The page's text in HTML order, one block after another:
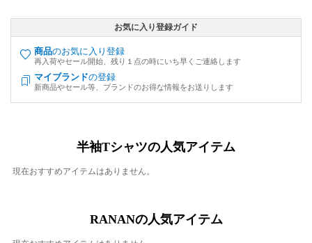
お気に入り登録ガイド
商品のお気に入り登録
再入荷やセール開始、残り１点の時にいち早くご連絡します
マイブランドの登録
新商品やセール等、ブランドのお得な情報をお送りします
半袖Tシャツの人気アイテム
現在おすすめアイテムはありません。
RANANの人気アイテム